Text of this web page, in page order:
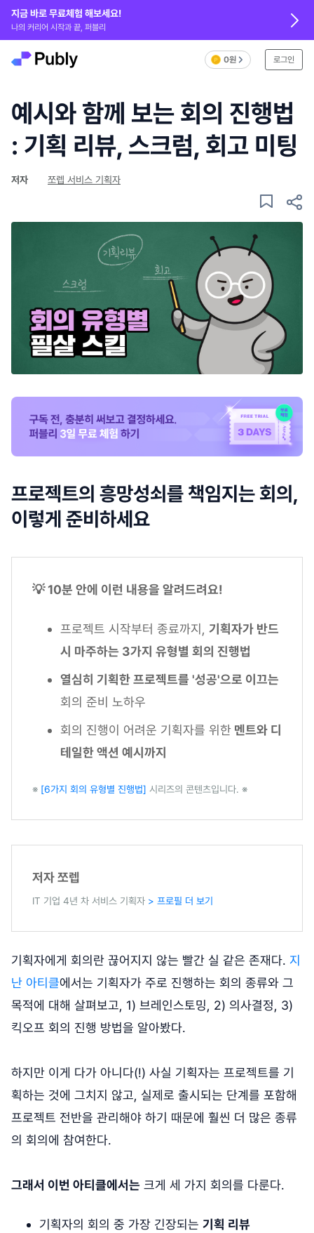
지금 바로 무료체험 해보세요!
나의 커리어 시작과 끝, 퍼블리
0원 로그인
예시와 함께 보는 회의 진행법
: 기획 리뷰, 스크럼, 회고 미팅
저자 쪼렙 서비스 기획자
프로젝트의 흥망성쇠를 책임지는 회의,
이렇게 준비하세요
💡 10분 안에 이런 내용을 알려드려요!
프로젝트 시작부터 종료까지, 기획자가 반드
시 마주하는 3가지 유형별 회의 진행법
열심히 기획한 프로젝트를 '성공'으로 이끄는
회의 준비 노하우
회의 진행이 어려운 기획자를 위한 멘트와 디
테일한 액션 예시까지
※ [6가지 회의 유형별 진행법] 시리즈의 콘텐츠입니다. ※
저자 쪼렙
IT 기업 4년 차 서비스 기획자 > 프로필 더 보기
기획자에게 회의란 끊어지지 않는 빨간 실 같은 존재다. 지
난 아티클에서는 기획자가 주로 진행하는 회의 종류와 그
목적에 대해 살펴보고, 1) 브레인스토밍, 2) 의사결정, 3)
킥오프 회의 진행 방법을 알아봤다.
하지만 이게 다가 아니다(!) 사실 기획자는 프로젝트를 기
획하는 것에 그치지 않고, 실제로 출시되는 단계를 포함해
프로젝트 전반을 관리해야 하기 때문에 훨씬 더 많은 종류
의 회의에 참여한다.
그래서 이번 아티클에서는 크게 세 가지 회의를 다룬다.
기획자의 회의 중 가장 긴장되는 기획 리뷰